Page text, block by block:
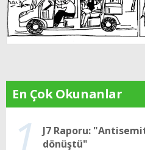
En Çok Okunanlar
1
J7 Raporu:
dönüştü"